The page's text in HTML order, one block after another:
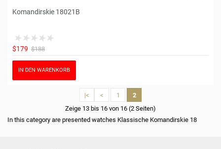
Komandirskie 18021B
$179 $188
IN DEN WARENKORB
|< < 1
2
Zeige 13 bis 16 von 16 (2 Seiten)
In this category are presented watches Klassische Komandirskie 18